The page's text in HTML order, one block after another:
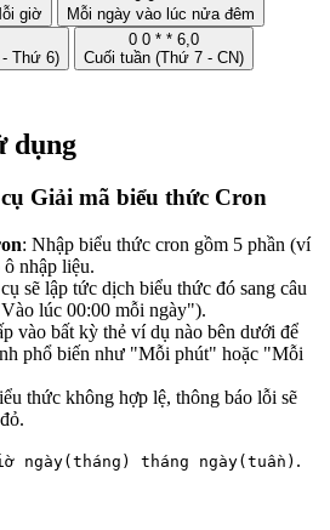
giờ
Mỗi ngày vào lúc nửa đêm
Thứ 6)
0 0 * * 6,0
Cuối tuần (Thứ 7 - CN)
dụng
Giải mã biểu thức Cron
: Nhập biểu thức cron gồm 5 phần (ví
ô nhập liệu.
sẽ lập tức dịch biểu thức đó sang câu
lúc 00:00 mỗi ngày").
vào bất kỳ thẻ ví dụ nào bên dưới để
phổ biến như "Mỗi phút" hoặc "Mỗi
thức không hợp lệ, thông báo lỗi sẽ
ngày(tháng) tháng ngày(tuần) .